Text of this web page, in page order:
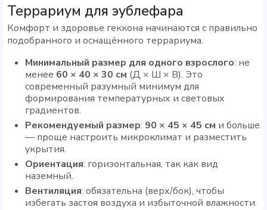
Террариум для эублефара
Комфорт и здоровье геккона начинаются с правильно
подобранного и оснащённого террариума.
Минимальный размер для одного взрослого: не
менее 60 × 40 × 30 см (Д × Ш × В). Это
современный разумный минимум для
формирования температурных и световых
градиентов.
Рекомендуемый размер: 90 × 45 × 45 см и больше
— проще настроить микроклимат и разместить
укрытия.
Ориентация: горизонтальная, так как вид
наземный.
Вентиляция: обязательна (верх/бок), чтобы
избегать застоя воздуха и избыточной влажности.